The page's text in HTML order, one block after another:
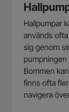
Hallpumpar
används
sig genom
Bommen
finns ofta
navigera